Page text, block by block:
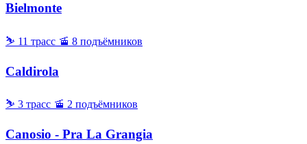
Bielmonte
⛷ 11 трасс 🚡 8 подъёмников
Caldirola
⛷ 3 трасс 🚡 2 подъёмников
Canosio - Pra La Grangia